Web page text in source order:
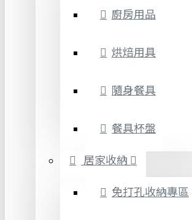
廚房用品
烘焙用具
隨身餐具
餐具杯盤
居家收納
免打孔收納專區